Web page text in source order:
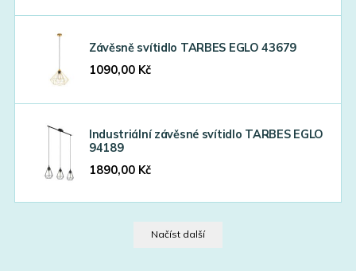
Závěsně svítidlo TARBES EGLO 43679
1090,00 Kč
Industriální závěsné svítidlo TARBES EGLO
94189
1890,00 Kč
Načíst další